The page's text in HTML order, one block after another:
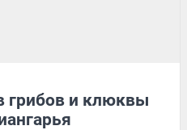
грибов и клюквы